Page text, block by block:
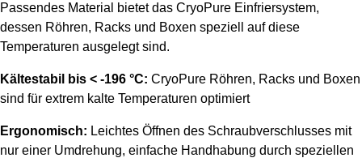
Passendes Material bietet das CryoPure Einfriersystem,
dessen Röhren, Racks und Boxen speziell auf diese
Temperaturen ausgelegt sind.
Kältestabil bis < -196 °C: CryoPure Röhren, Racks und Boxen
sind für extrem kalte Temperaturen optimiert
Ergonomisch: Leichtes Öffnen des Schraubverschlusses mit
nur einer Umdrehung, einfache Handhabung durch speziellen